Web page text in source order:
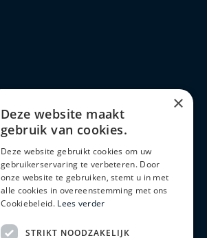
×
Deze website maakt
gebruik van cookies.
Deze website gebruikt cookies om uw
gebruikerservaring te verbeteren. Door
onze website te gebruiken, stemt u in met
alle cookies in overeenstemming met ons
Cookiebeleid. Lees verder
STRIKT NOODZAKELIJK